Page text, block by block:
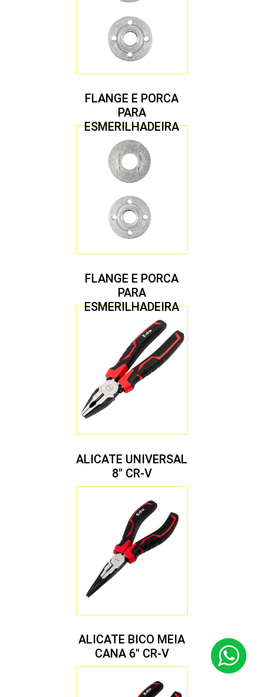
FLANGE E PORCA
PARA
ESMERILHADEIRA
4.1/2″ 22,23 MM
FLANGE E PORCA
PARA
ESMERILHADEIRA
4.1/2″ 20,00 MM
ALICATE UNIVERSAL
8″ CR-V
ALICATE BICO MEIA
CANA 6″ CR-V